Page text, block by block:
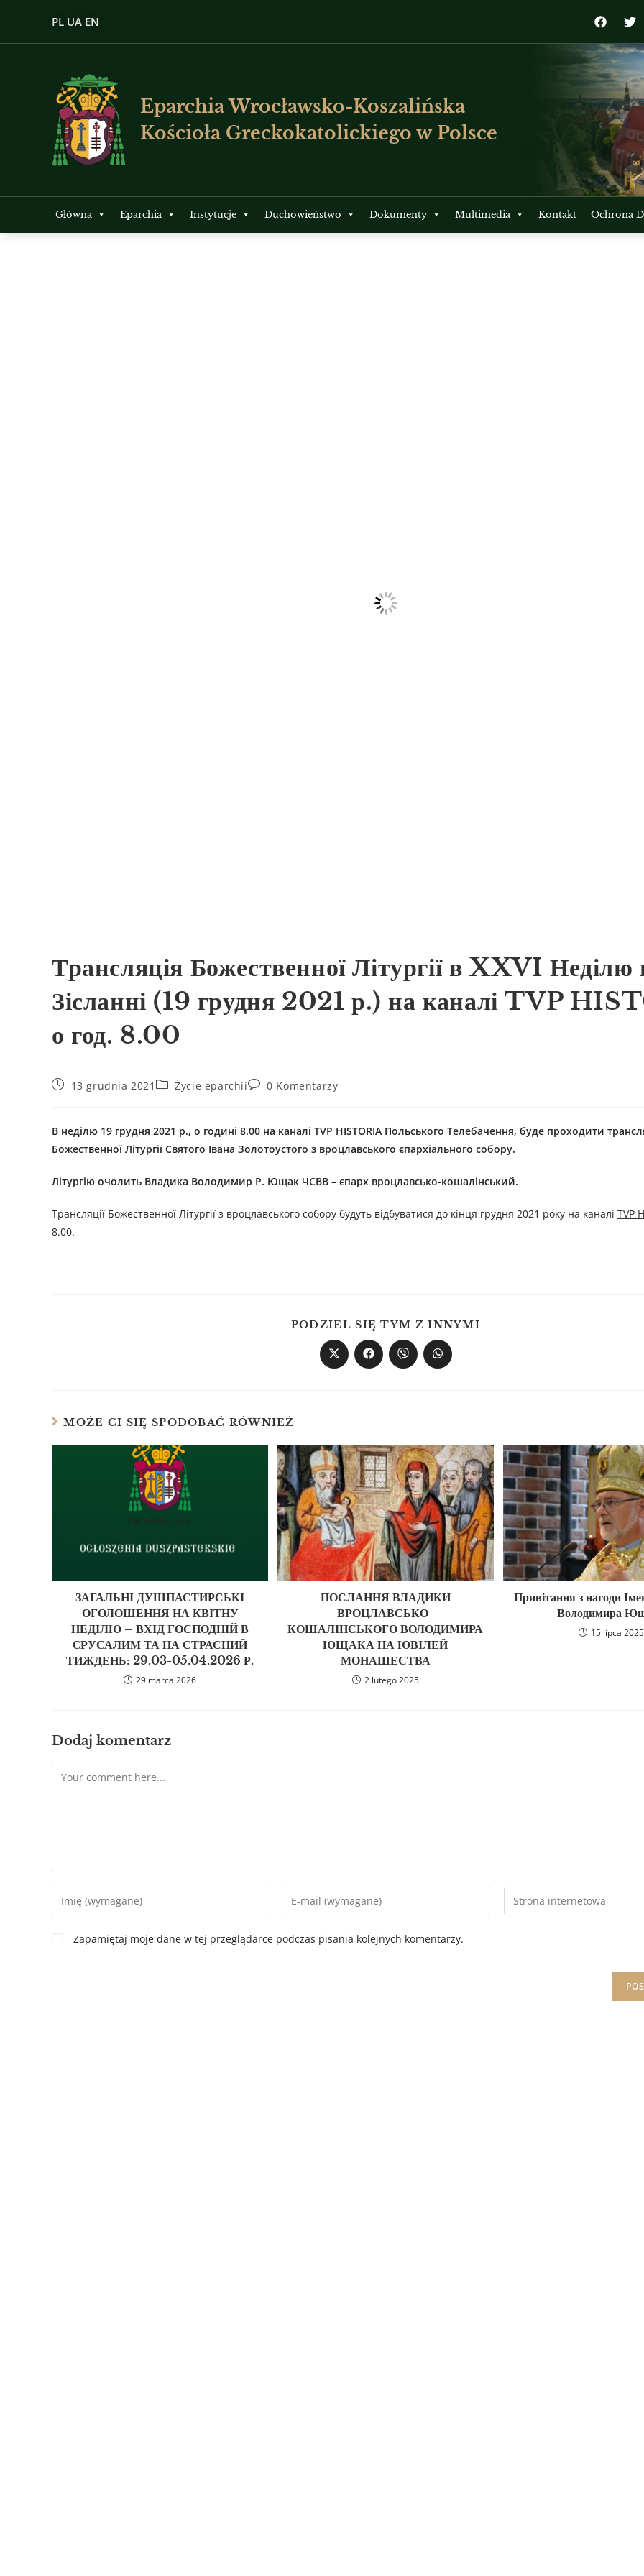
PL UA EN
Eparchia Wrocławsko-Koszalińska
Kościoła Greckokatolickiego w Polsce
Główna Eparchia Instytucje Duchowieństwo Dokumenty Multimedia Kontakt Ochrona
Трансляція Божественної Літургії в XXVI Неділю
Зісланні (19 грудня 2021 р.) на каналі TVP
о год. 8.00
13 grudnia 2021 Życie eparchii 0 Komentarzy
В неділю 19 грудня 2021 р., о годині 8.00 на каналі TVP HISTORIA Польського Телебачення, буде проходити
Божественної Літургії Святого Івана Золотоустого з вроцлавського єпархіального собору.
Літургію очолить Владика Володимир Р. Ющак ЧСВВ – єпарх вроцлавсько-кошалінський.
Трансляції Божественної Літургії з вроцлавського собору будуть відбуватися до кінця грудня 2021 року на каналі TVP
8.00.
PODZIEL SIĘ TYM Z INNYMI
MOŻE CI SIĘ SPODOBAĆ RÓWNIEŻ
ЗАГАЛЬНІ ДУШПАСТИРСЬКІ
ОГОЛОШЕННЯ НА КВІТНУ
НЕДІЛЮ – ВХІД ГОСПОДНІЙ В
ЄРУСАЛИМ ТА НА СТРАСНИЙ
ТИЖДЕНЬ: 29.03-05.04.2026 Р.
29 marca 2026
ПОСЛАННЯ ВЛАДИКИ
ВРОЦЛАВСЬКО-
КОШАЛІНСЬКОГО ВОЛОДИМИРА
ЮЩАКА НА ЮВІЛЕЙ
МОНАШЕСТВА
2 lutego 2025
Привітання з нагоди
Володимира
15 lipca 2025
Dodaj komentarz
Zapamiętaj moje dane w tej przeglądarce podczas pisania kolejnych komentarzy.